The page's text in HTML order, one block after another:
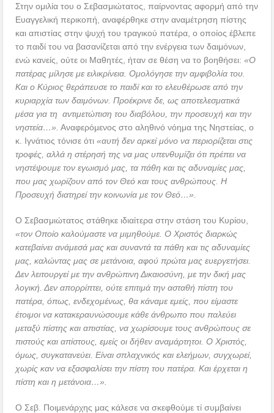
Στην ομιλία του ο Σεβασμιώτατος, παίρνοντας αφορμή από την
Ευαγγελική περικοπή, αναφέρθηκε στην αναμέτρηση πίστης
και απιστίας στην ψυχή του τραγικού πατέρα, ο οποίος έβλεπε
το παιδί του να βασανίζεται από την ενέργεια των δαιμόνων,
ενώ κανείς, ούτε οι Μαθητές, ήταν σε θέση να το βοηθήσει:«Ο
πατέρας μίλησε με ειλικρίνεια. Ομολόγησε την αμφιβολία του.
Και ο Κύριος θεράπευσε το παιδί και το ελευθέρωσε από την
κυριαρχία των δαιμόνων. Προέκρινε δε, ως αποτελεσματικά
μέσα για τη αντιμετώπιση του διαβόλου, την προσευχή και την
νηστεία…». Αναφερόμενος στο αληθινό νόημα της Νηστείας, ο
κ. Ιγνάτιος τόνισε ότι«αυτή δεν αρκεί μόνο να περιορίζεται στις
τροφές, αλλά η στέρησή της να μας υπενθυμίζει ότι πρέπει να
νηστέψουμε τον εγωισμό μας, τα πάθη και τις αδυναμίες μας,
που μας χωρίζουν από τον Θεό και τους ανθρώπους. Η
Προσευχή διατηρεί την κοινωνία με τον Θεό…».
Ο Σεβασμιώτατος στάθηκε ιδιαίτερα στην στάση του Κυρίου,
«τον Οποίο καλούμαστε να μιμηθούμε. Ο Χριστός διαρκώς
κατεβαίνει ανάμεσά μας και συναντά τα πάθη και τις αδυναμίες
μας, καλώντας μας σε μετάνοια, αφού πρώτα μας ευεργετήσει.
Δεν λειτουργεί με την ανθρώπινη Δικαιοσύνη, με την δική μας
λογική. Δεν απορρίπτει, ούτε επιτιμά την ασταθή πίστη του
πατέρα, όπως, ενδεχομένως, θα κάναμε εμείς, που είμαστε
έτοιμοι να κατακεραυνώσουμε κάθε άνθρωπο που παλεύει
μεταξύ πίστης και απιστίας, να χωρίσουμε τους ανθρώπους σε
πιστούς και απίστους, εμείς οι δήθεν αναμάρτητοι. Ο Χριστός,
όμως, συγκατανεύει. Είναι σπλαχνικός και ελεήμων, συγχωρεί,
χωρίς καν να εξασφαλίσει την πίστη του πατέρα. Και έρχεται η
πίστη και η μετάνοια…».
Ο Σεβ. Ποιμενάρχης μας κάλεσε να σκεφθούμε τί συμβαίνει